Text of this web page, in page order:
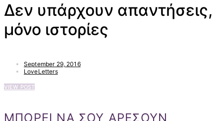
Δεν υπάρχουν απαντήσεις,
μόνο ιστορίες
September 29, 2016
LoveLetters
VIEW POST
ΜΠΟΡΕΙ ΝΑ ΣΟΥ ΑΡΕΣΟΥΝ